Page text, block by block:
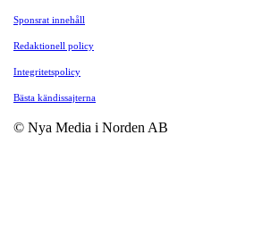
Sponsrat innehåll
Redaktionell policy
Integritetspolicy
Bästa kändissajterna
© Nya Media i Norden AB